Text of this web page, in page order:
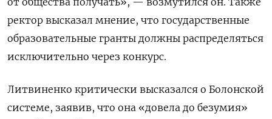
ректор высказал мнение, что государственные
образовательные гранты должны распределяться
исключительно через конкурс.
Литвиненко критически высказался о Болонской
системе, заявив, что она «довела до безумия»